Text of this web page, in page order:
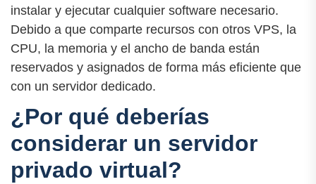
instalar y ejecutar cualquier software necesario.
Debido a que comparte recursos con otros VPS, la
CPU, la memoria y el ancho de banda están
reservados y asignados de forma más eficiente que
con un servidor dedicado.
¿Por qué deberías
considerar un servidor
privado virtual?